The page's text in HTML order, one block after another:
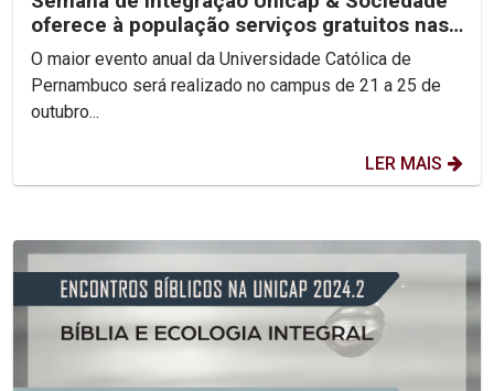
oferece à população serviços gratuitos nas
áreas de Saúde...
O maior evento anual da Universidade Católica de
Pernambuco será realizado no campus de 21 a 25 de
outubro...
LER MAIS